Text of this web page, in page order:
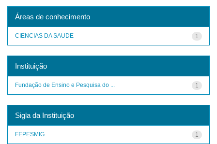
Áreas de conhecimento
1
CIENCIAS DA SAUDE
Instituição
1
Fundação de Ensino e Pesquisa do ...
Sigla da Instituição
1
FEPESMIG